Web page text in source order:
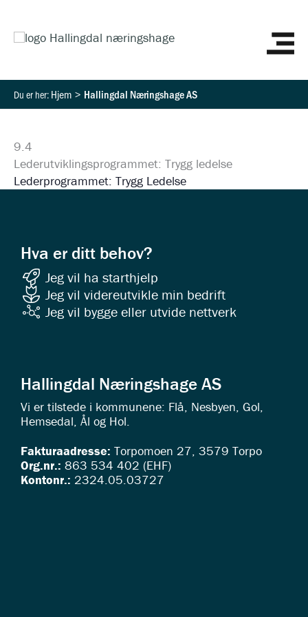
Hjem Hallingdal Næringshage AS
9.4
Lederutviklingsprogrammet: Trygg ledelse
Lederprogrammet: Trygg Ledelse
Hva er ditt behov?
Jeg vil ha starthjelp
Jeg vil videreutvikle min bedrift
Jeg vil bygge eller utvide nettverk
Hallingdal Næringshage AS
Vi er tilstede i kommunene: Flå, Nesbyen, Gol,
Hemsedal, Ål og Hol.
Fakturaadresse: Torpomoen 27, 3579 Torpo
Org.nr.: 863 534 402 (EHF)
Kontonr.: 2324.05.03727